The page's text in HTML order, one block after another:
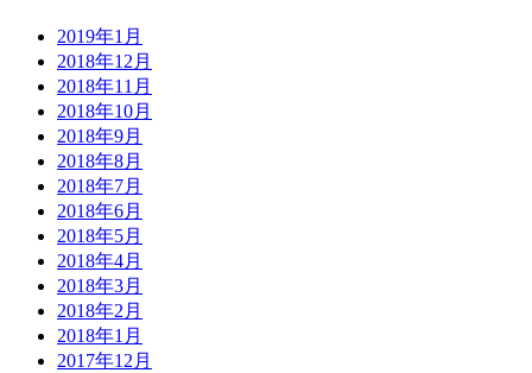
2019年1月
2018年12月
2018年11月
2018年10月
2018年9月
2018年8月
2018年7月
2018年6月
2018年5月
2018年4月
2018年3月
2018年2月
2018年1月
2017年12月